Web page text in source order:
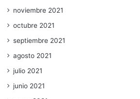
noviembre 2021
octubre 2021
septiembre 2021
agosto 2021
julio 2021
junio 2021